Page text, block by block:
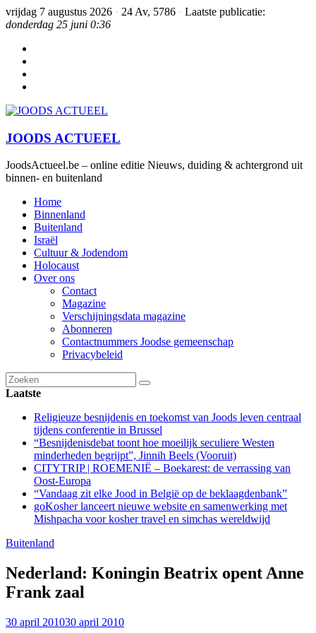
vrijdag 7 augustus 2026 · 24 Av, 5786 · Laatste publicatie:
donderdag 25 juni 0:36
JOODS ACTUEEL
JoodsActueel.be – online editie Nieuws, duiding & achtergrond uit
binnen- en buitenland
Home
Binnenland
Buitenland
Israël
Cultuur & Jodendom
Holocaust
Over ons
Contact
Magazine
Verschijningsdata magazine
Abonneren
Contactnummers Joodse gemeenschap
Privacybeleid
Laatste
Religieuze besnijdenis en toekomst van Joods leven centraal
tijdens conferentie in Brussel
“Besnijdenisdebat toont hoe moeilijk seculiere Westen
minderheden begrijpt”, Jinnih Beels (Vooruit)
CITYTRIP | ROEMENIË – Boekarest: de verrassing van
Oost-Europa
“Vandaag zit elke Jood in België op de beklaagdenbank”
goKosher lanceert nieuwe website en samenwerking met
Mishpacha voor kosher travel en simchas wereldwijd
Buitenland
Nederland: Koningin Beatrix opent Anne
Frank zaal
30 april 201030 april 2010